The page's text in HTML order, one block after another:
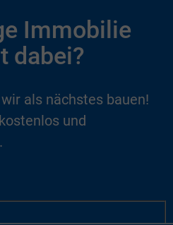
Immobilie
dabei?
als nächstes bauen!
und